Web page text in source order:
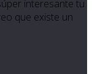
interesante tu
que existe un